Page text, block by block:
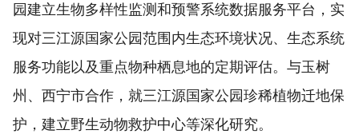
园建立生物多样性监测和预警系统数据服务平台，实
现对三江源国家公园范围内生态环境状况、生态系统
服务功能以及重点物种栖息地的定期评估。与玉树
州、西宁市合作，就三江源国家公园珍稀植物迁地保
护，建立野生动物救护中心等深化研究。